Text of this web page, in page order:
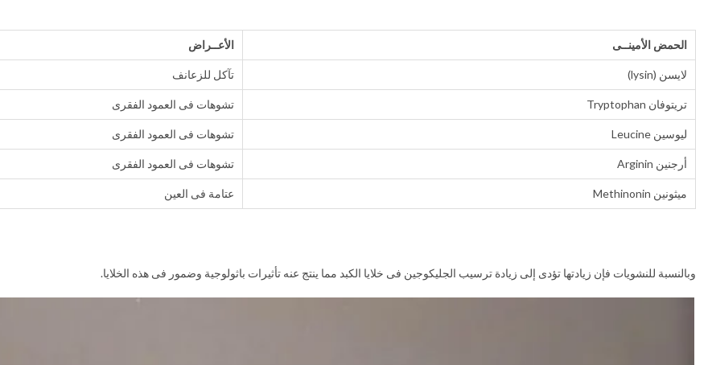
الحمض الأمينــى الأعــراض
لايسن (lysin) تآكل للزعانف
تريتوفان Tryptophan تشوهات فى العمود الفقرى
ليوسين Leucine تشوهات فى العمود الفقرى
أرجنين Arginin تشوهات فى العمود الفقرى
ميثونين Methinonin عتامة فى العين
وبالنسبة للنشويات فإن زيادتها تؤدى إلى زيادة ترسيب الجليكوجين فى خلايا الكبد مما ينتج عنه تأثيرات باثولوجية وضمور فى هذه الخلايا.